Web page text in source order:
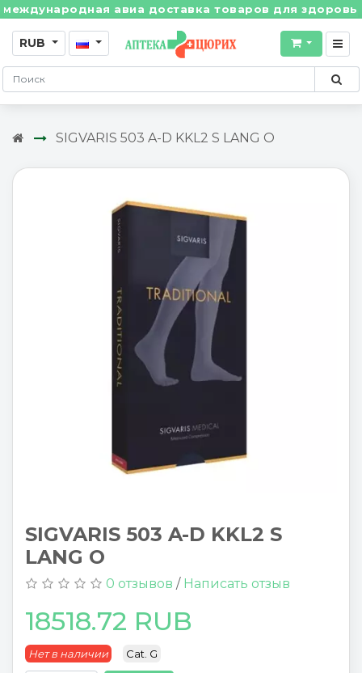
авиа доставка товаров для здоровья
RUB
SIGVARIS 503 A-D KKL2 S LANG O
SIGVARIS 503 A-D KKL2 S
LANG O
0 отзывов / Написать отзыв
18518.72 RUB
Нет в наличии Cat. G